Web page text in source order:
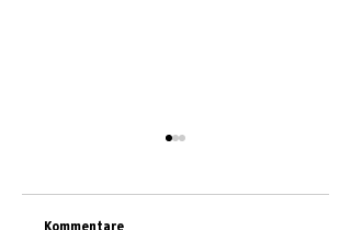
Kommentare